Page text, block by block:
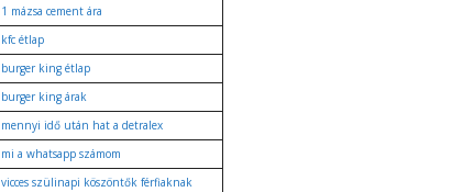
1 mázsa cement ára
kfc étlap
burger king étlap
burger king árak
mennyi idő után hat a detralex
mi a whatsapp számom
vicces szülinapi köszöntők férfiaknak